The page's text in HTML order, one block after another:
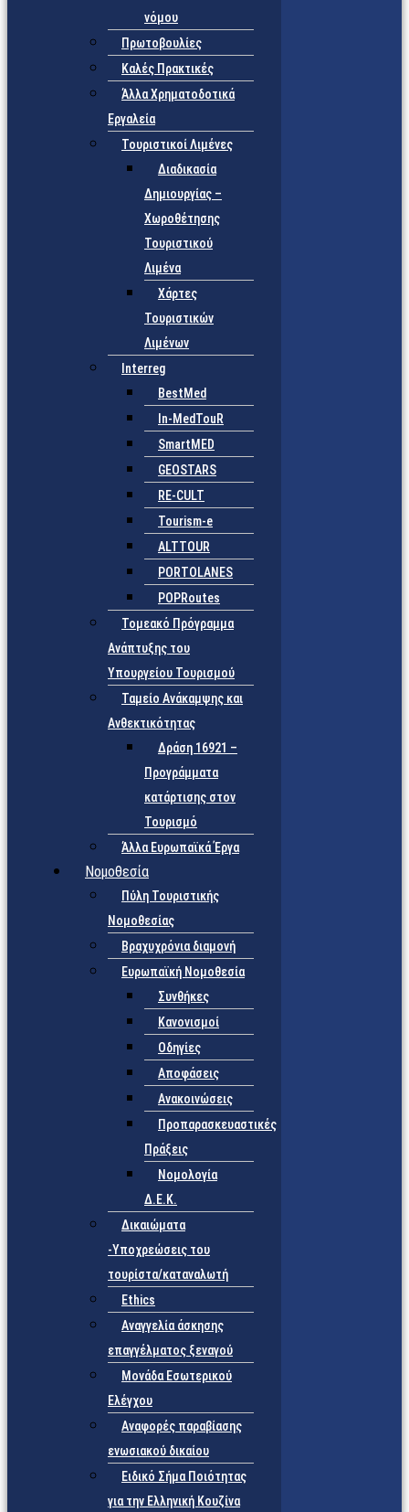
νόμου
Πρωτοβουλίες
Καλές Πρακτικές
Άλλα Χρηματοδοτικά
Εργαλεία
Τουριστικοί Λιμένες
Διαδικασία
Δημιουργίας –
Χωροθέτησης
Τουριστικού
Λιμένα
Χάρτες
Τουριστικών
Λιμένων
Interreg
BestMed
In-MedTouR
SmartMED
GEOSTARS
RE-CULT
Tourism-e
ALTTOUR
PORTOLANES
POPRoutes
Τομεακό Πρόγραμμα
Ανάπτυξης του
Υπουργείου Τουρισμού
Ταμείο Ανάκαμψης και
Ανθεκτικότητας
Δράση 16921 –
Προγράμματα
κατάρτισης στον
Τουρισμό
Άλλα Ευρωπαϊκά Έργα
Νομοθεσία
Πύλη Τουριστικής
Νομοθεσίας
Βραχυχρόνια διαμονή
Ευρωπαϊκή Νομοθεσία
Συνθήκες
Κανονισμοί
Οδηγίες
Αποφάσεις
Ανακοινώσεις
Προπαρασκευαστικές
Πράξεις
Νομολογία
Δ.Ε.Κ.
Δικαιώματα
-Υποχρεώσεις του
τουρίστα/καταναλωτή
Ethics
Αναγγελία άσκησης
επαγγέλματος ξεναγού
Μονάδα Εσωτερικού
Ελέγχου
Αναφορές παραβίασης
ενωσιακού δικαίου
Ειδικό Σήμα Ποιότητας
για την Ελληνική Κουζίνα